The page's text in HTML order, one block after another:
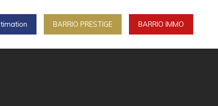
BARRIO PRESTIGE BARRIO IMMO